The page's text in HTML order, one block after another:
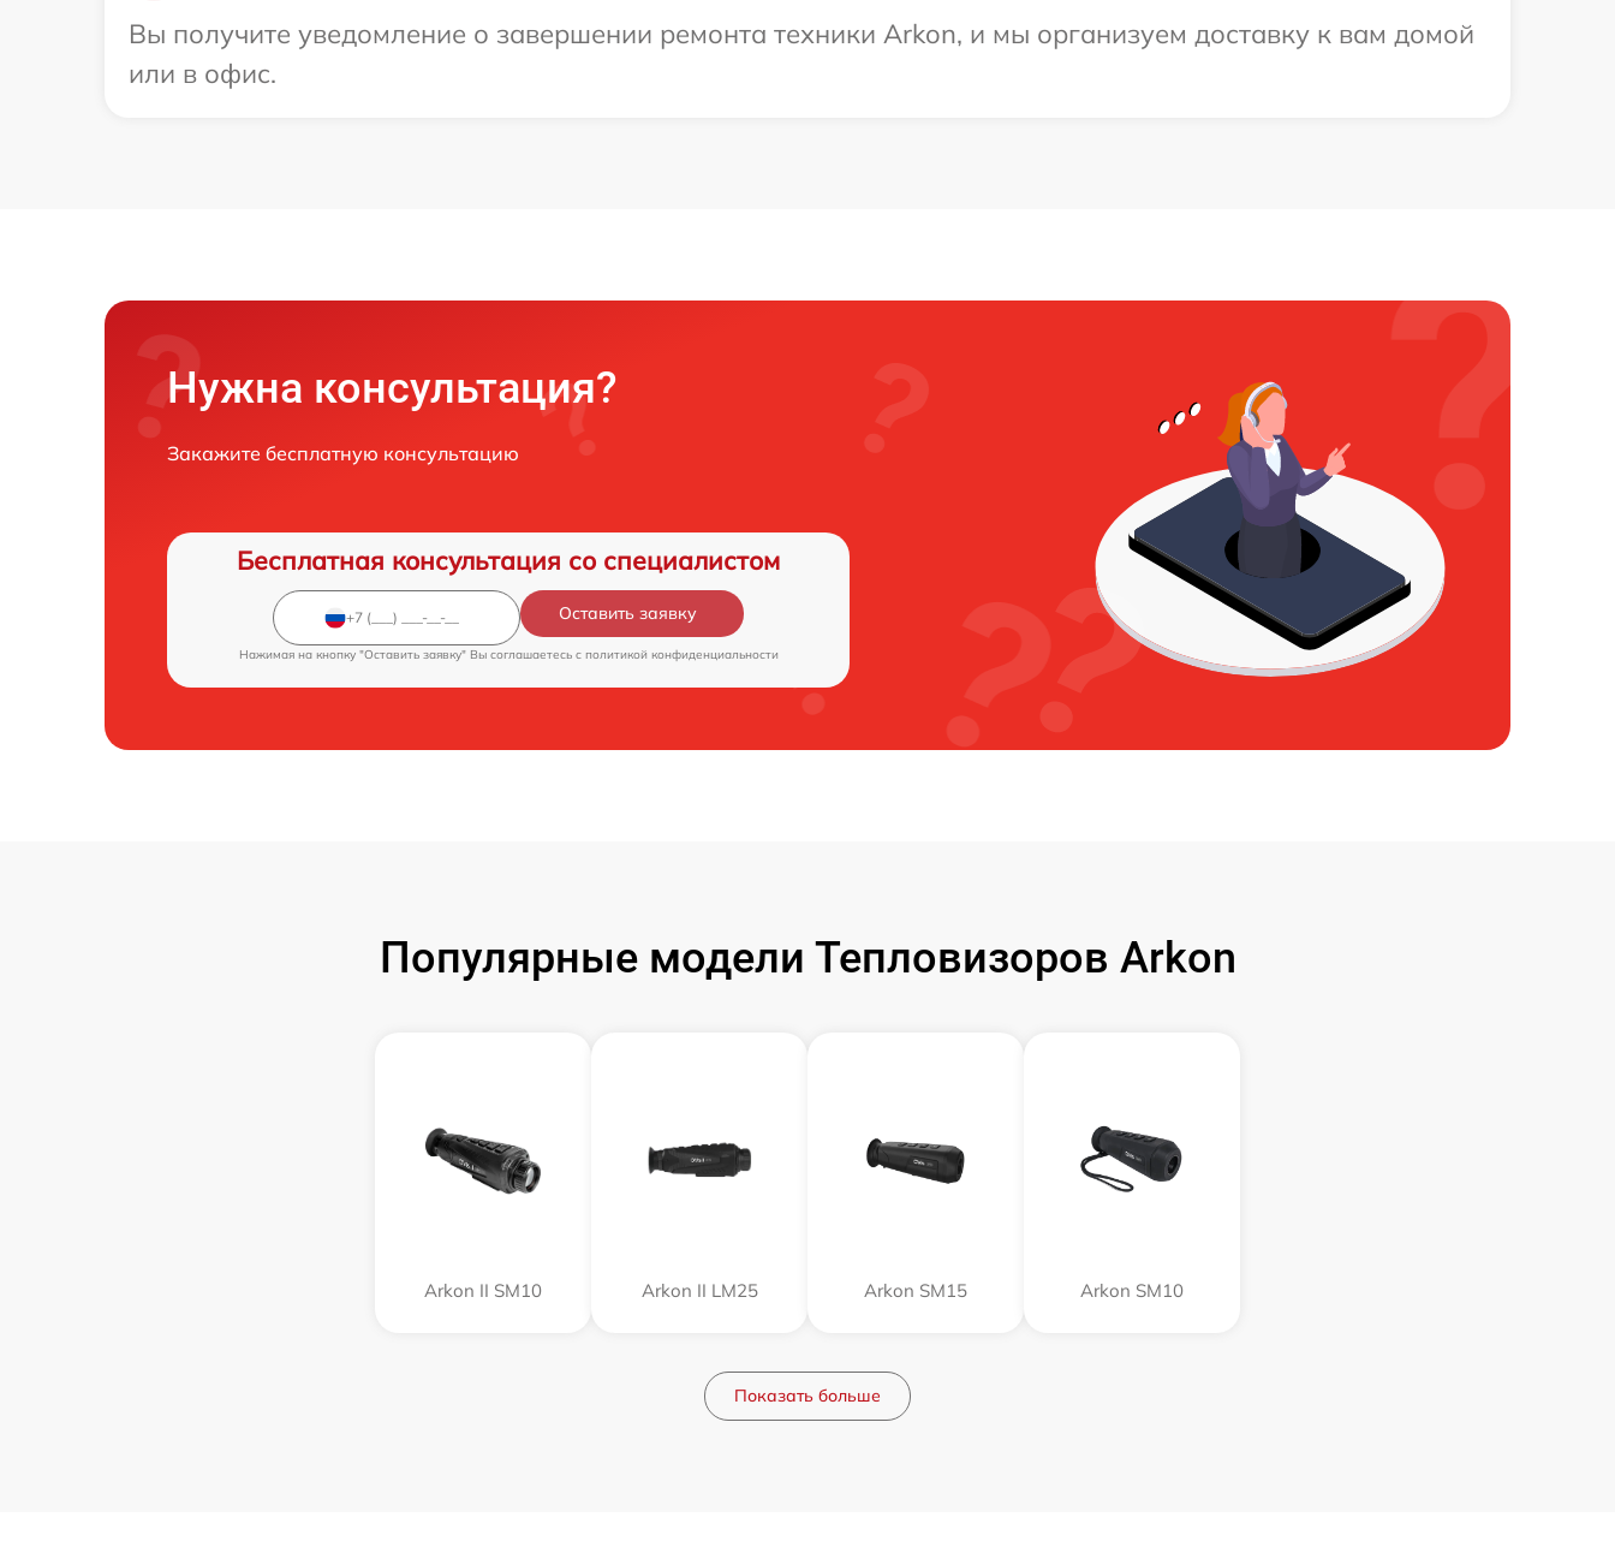
Вы получите уведомление о завершении ремонта техники Arkon, и мы организуем доставку к вам домой
или в офис.
Нужна консультация?
Закажите бесплатную консультацию
Бесплатная консультация со специалистом
Оставить заявку
Нажимая на кнопку "Оставить заявку" Вы соглашаетесь c политикой конфиденциальности
Популярные модели Тепловизоров Arkon
Arkon II SM10 Arkon II LM25 Arkon SM15 Arkon SM10
Показать больше